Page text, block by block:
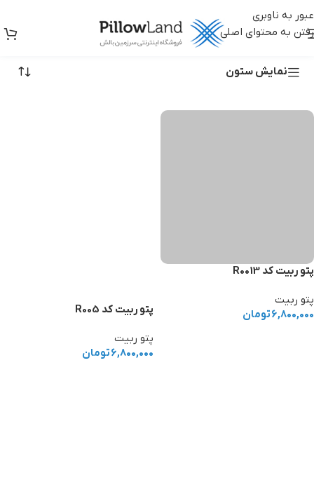
عبور به ناوبری
رفتن به محتوای اصلی
خرید پتو
نمایش ستون
پتو ربیت کد R0013
پتو ربیت
۶,۸۰۰,۰۰۰تومان پتو ربیت کد R005
پتو ربیت
۶,۸۰۰,۰۰۰تومان